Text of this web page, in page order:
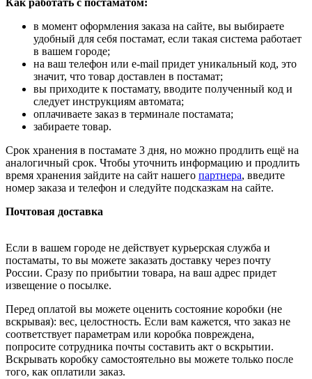
Как работать с постаматом:
в момент оформления заказа на сайте, вы выбираете
удобный для себя постамат, если такая система работает
в вашем городе;
на ваш телефон или e-mail придет уникальный код, это
значит, что товар доставлен в постамат;
вы приходите к постамату, вводите полученный код и
следует инструкциям автомата;
оплачиваете заказ в терминале постамата;
забираете товар.
Срок хранения в постамате 3 дня, но можно продлить ещё на
аналогичный срок. Чтобы уточнить информацию и продлить
время хранения зайдите на сайт нашего партнера, введите
номер заказа и телефон и следуйте подсказкам на сайте.
Почтовая доставка
Если в вашем городе не действует курьерская служба и
постаматы, то вы можете заказать доставку через почту
России. Сразу по прибытии товара, на ваш адрес придет
извещение о посылке.
Перед оплатой вы можете оценить состояние коробки (не
вскрывая): вес, целостность. Если вам кажется, что заказ не
соответствует параметрам или коробка повреждена,
попросите сотрудника почты составить акт о вскрытии.
Вскрывать коробку самостоятельно вы можете только после
того, как оплатили заказ.